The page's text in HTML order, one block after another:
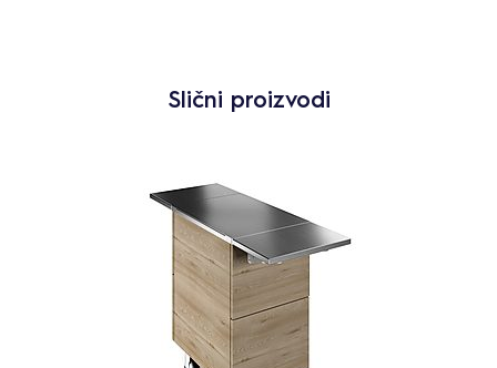
Slični proizvodi